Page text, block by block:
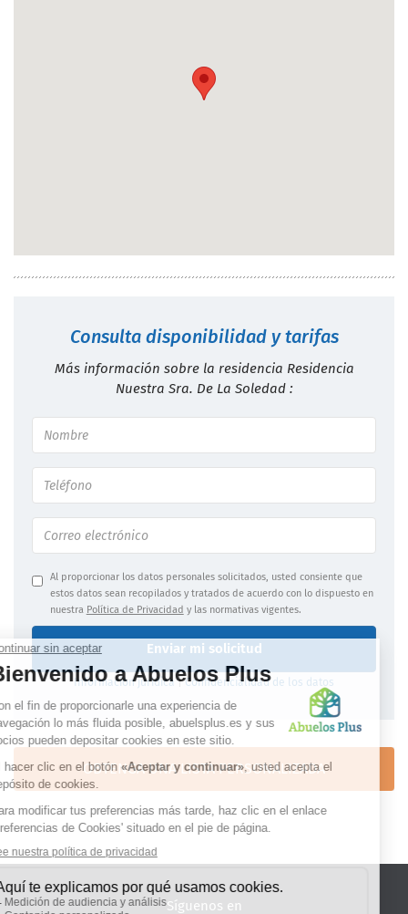
Consulta disponibilidad y tarifas
Más información sobre la residencia Residencia
Nuestra Sra. De La Soledad :
Al proporcionar los datos personales solicitados, usted consiente que
estos datos sean recopilados y tratados de acuerdo con lo dispuesto en
nuestra Política de Privacidad y las normativas vigentes.
Enviar mi solicitud
Información jurídica|Confidencialidad de los datos
OBTENGA UNA LISTA PERSONALIZADA
Síguenos en